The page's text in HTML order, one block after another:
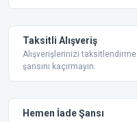
Taksitli Alışveriş
Alışverişlerinizi taksitlendirme
şansını kaçırmayın.
Hemen İade Şansı